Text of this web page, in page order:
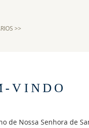
>>
VINDO
de Nossa Senhora de